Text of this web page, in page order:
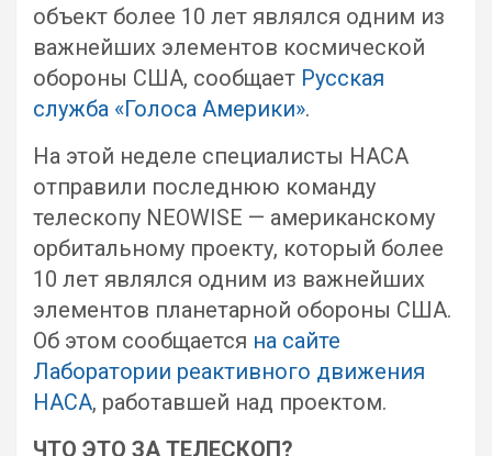
объект более 10 лет являлся одним из
важнейших элементов космической
обороны США, сообщает Русская
служба «Голоса Америки».
На этой неделе специалисты НАСА
отправили последнюю команду
телескопу NEOWISE — американскому
орбитальному проекту, который более
10 лет являлся одним из важнейших
элементов планетарной обороны США.
Об этом сообщается на сайте
Лаборатории реактивного движения
НАСА, работавшей над проектом.
ЧТО ЭТО ЗА ТЕЛЕСКОП?